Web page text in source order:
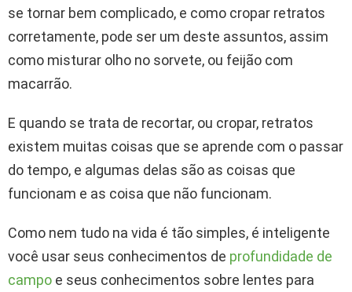
se tornar bem complicado, e como cropar retratos
corretamente, pode ser um deste assuntos, assim
como misturar olho no sorvete, ou feijão com
macarrão.
E quando se trata de recortar, ou cropar, retratos
existem muitas coisas que se aprende com o passar
do tempo, e algumas delas são as coisas que
funcionam e as coisa que não funcionam.
Como nem tudo na vida é tão simples, é inteligente
você usar seus conhecimentos de profundidade de
campo e seus conhecimentos sobre lentes para